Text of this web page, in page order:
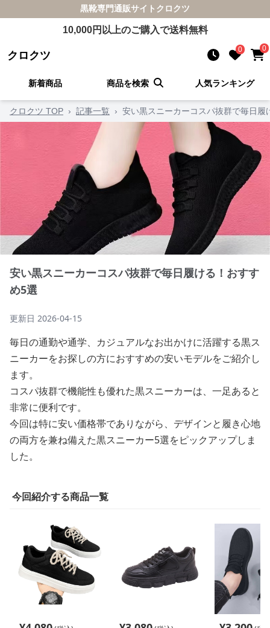
黒靴専門通販サイト クロクツ
10,000円以上のご購入で送料無料
クロクツ 0 0
新着商品 商品を検索 人気ランキング
クロクツ TOP › 記事一覧 › 安い黒スニーカーコスパ抜群で毎日履
安い黒スニーカーコスパ抜群で毎日履ける！おすす
め5選
更新日 2026-04-15
毎日の通勤や通学、カジュアルなお出かけに活躍する黒ス
ニーカーをお探しの方におすすめの安いモデルをご紹介し
ます。
コスパ抜群で機能性も優れた黒スニーカーは、一足あると
非常に便利です。
今回は特に安い価格帯でありながら、デザインと履き心地
の両方を兼ね備えた黒スニーカー5選をピックアップしま
した。
今回紹介する商品一覧